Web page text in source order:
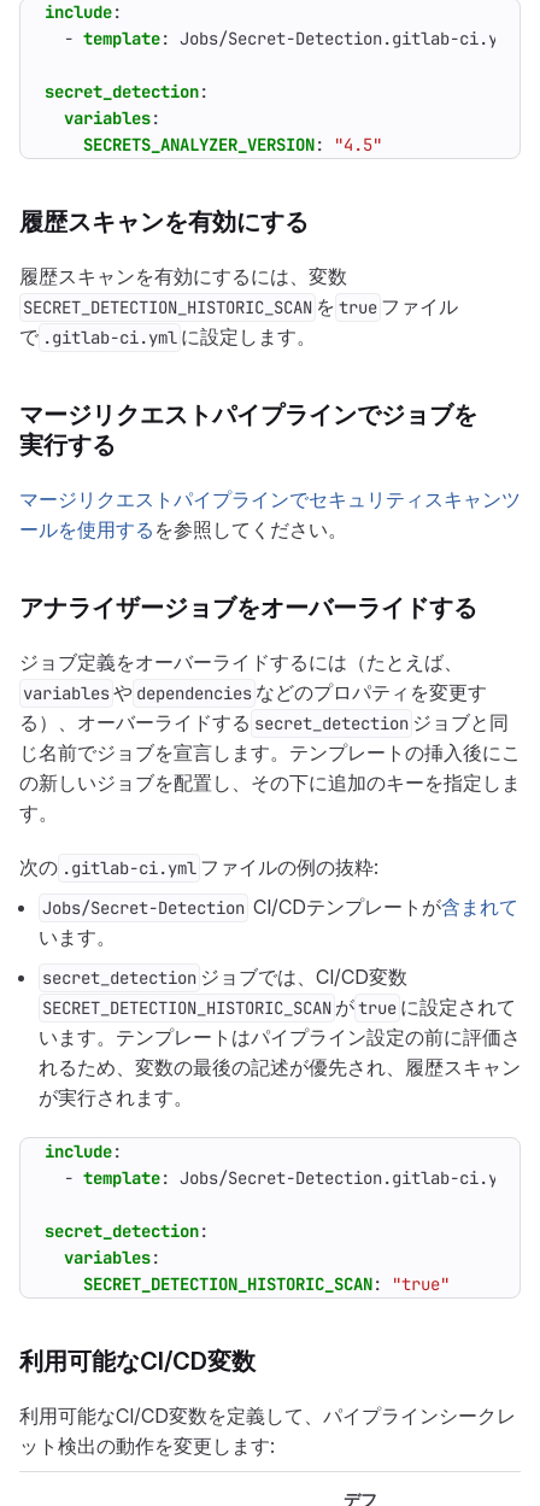
include:
- template: Jobs/Secret-Detection.gitlab-ci.yml
secret_detection:
variables:
SECRETS_ANALYZER_VERSION: "4.5"
履歴スキャンを有効にする
履歴スキャンを有効にするには、変数
SECRET_DETECTION_HISTORIC_SCAN を true ファイル
で .gitlab-ci.yml に設定します。
マージリクエストパイプラインでジョブを
実行する
マージリクエストパイプラインでセキュリティスキャンツ
ールを使用する を参照してください。
アナライザージョブをオーバーライドする
ジョブ定義をオーバーライドするには（たとえば、
variablesや dependencies などのプロパティを変更す
る）、オーバーライドする secret_detection ジョブと同
じ名前でジョブを宣言します。テンプレートの挿入後にこ
の新しいジョブを配置し、その下に追加のキーを指定しま
す。
次の .gitlab-ci.yml ファイルの例の抜粋:
Jobs/Secret-Detection CI/CDテンプレートが含まれて
います。
secret_detection ジョブでは、CI/CD変数
SECRET_DETECTION_HISTORIC_SCAN がtrue に設定されて
います。テンプレートはパイプライン設定の前に評価さ
れるため、変数の最後の記述が優先され、履歴スキャン
が実行されます。
include:
- template: Jobs/Secret-Detection.gitlab-ci.yml
secret_detection:
variables:
SECRET_DETECTION_HISTORIC_SCAN: "true"
利用可能なCI/CD変数
利用可能なCI/CD変数を定義して、パイプラインシークレ
ット検出の動作を変更します:
デフ